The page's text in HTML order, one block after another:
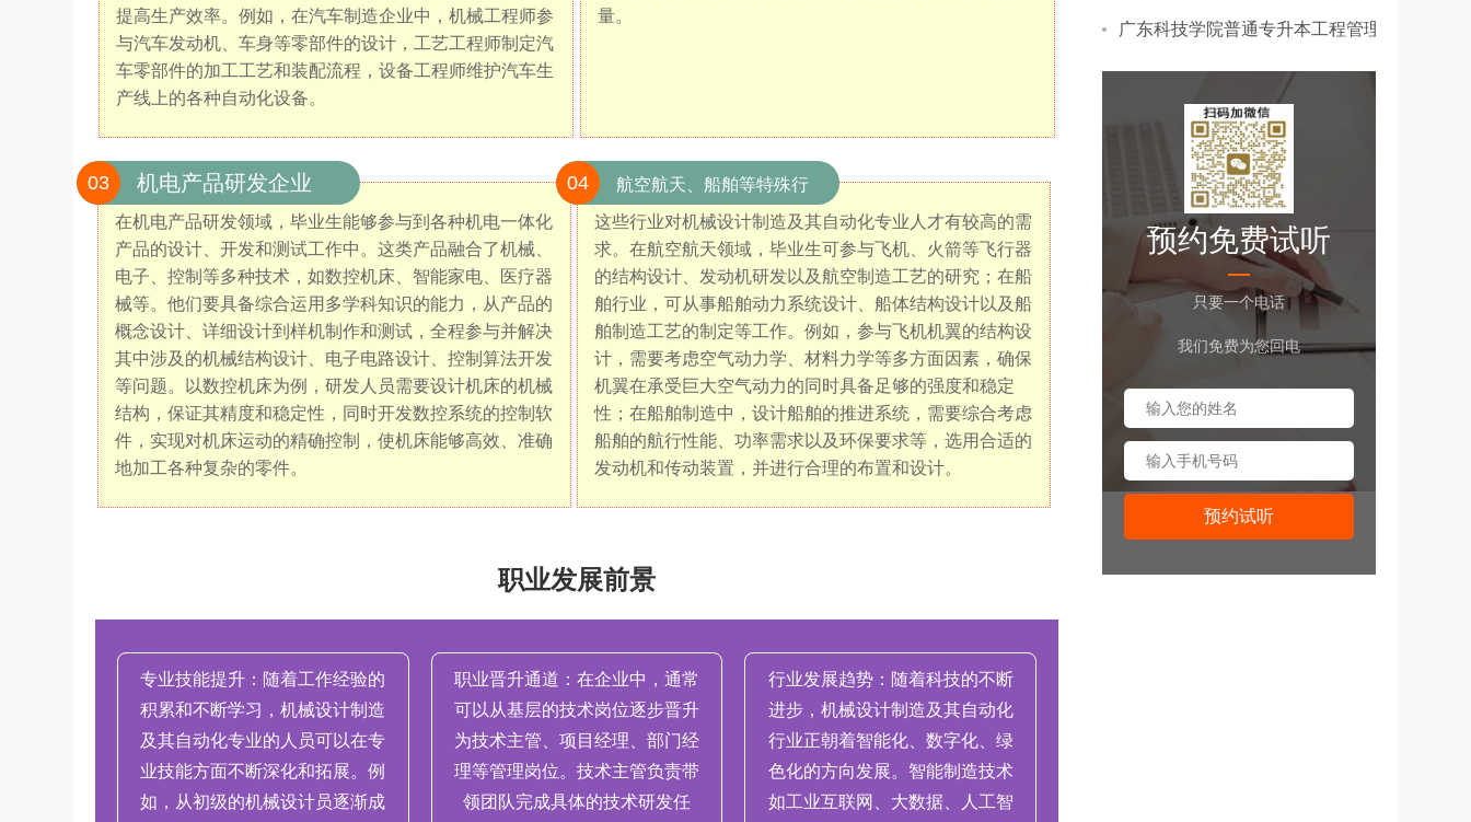
提高生产效率。例如，在汽车制造企业中，机械工程师参
与汽车发动机、车身等零部件的设计，工艺工程师制定汽
车零部件的加工工艺和装配流程，设备工程师维护汽车生
产线上的各种自动化设备。
量。
03 机电产品研发企业
在机电产品研发领域，毕业生能够参与到各种机电一体化
产品的设计、开发和测试工作中。这类产品融合了机械、
电子、控制等多种技术，如数控机床、智能家电、医疗器
械等。他们要具备综合运用多学科知识的能力，从产品的
概念设计、详细设计到样机制作和测试，全程参与并解决
其中涉及的机械结构设计、电子电路设计、控制算法开发
等问题。以数控机床为例，研发人员需要设计机床的机械
结构，保证其精度和稳定性，同时开发数控系统的控制软
件，实现对机床运动的精确控制，使机床能够高效、准确
地加工各种复杂的零件。
04 航空航天、船舶等特殊行
业：这些行业对机械设计制造及其自动化专业人才有较高的需
求。在航空航天领域，毕业生可参与飞机、火箭等飞行器
的结构设计、发动机研发以及航空制造工艺的研究；在船
舶行业，可从事船舶动力系统设计、船体结构设计以及船
舶制造工艺的制定等工作。例如，参与飞机机翼的结构设
计，需要考虑空气动力学、材料力学等多方面因素，确保
机翼在承受巨大空气动力的同时具备足够的强度和稳定
性；在船舶制造中，设计船舶的推进系统，需要综合考虑
船舶的航行性能、功率需求以及环保要求等，选用合适的
发动机和传动装置，并进行合理的布置和设计。
职业发展前景
专业技能提升：随着工作经验的
积累和不断学习，机械设计制造
及其自动化专业的人员可以在专
业技能方面不断深化和拓展。例
如，从初级的机械设计员逐渐成
职业晋升通道：在企业中，通常
可以从基层的技术岗位逐步晋升
为技术主管、项目经理、部门经
理等管理岗位。技术主管负责带
领团队完成具体的技术研发任
行业发展趋势：随着科技的不断
进步，机械设计制造及其自动化
行业正朝着智能化、数字化、绿
色化的方向发展。智能制造技术
如工业互联网、大数据、人工智
广东科技学院普通专升本工程管理专业报名
预约免费试听
只要一个电话
我们免费为您回电